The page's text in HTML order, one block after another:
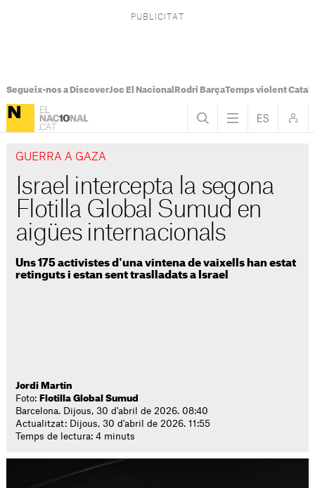
Segueix-nos a DiscoverJoc El Nacional Rodri BarçaTemps violent
GUERRA A GAZA
Israel intercepta la segona
Flotilla Global Sumud en
aigües internacionals
Uns 175 activistes d'una vintena de vaixells han estat
retinguts i estan sent traslladats a Israel
Jordi Martín
Foto: Flotilla Global Sumud
Barcelona. Dijous, 30 d'abril de 2026. 08:40
Actualitzat: Dijous, 30 d'abril de 2026. 11:55
Temps de lectura: 4 minuts